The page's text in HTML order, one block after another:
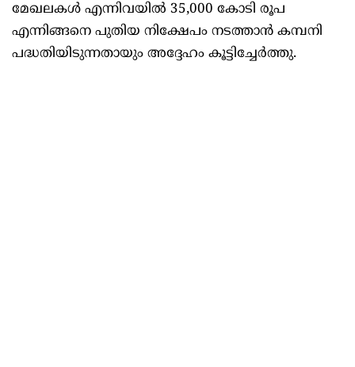
മേഖലകൾ എന്നിവയിൽ 35,000 കോടി രൂപ
എന്നിങ്ങനെ പുതിയ നിക്ഷേപം നടത്താൻ കമ്പനി
പദ്ധതിയിടുന്നതായും അദ്ദേഹം കൂട്ടിച്ചേർത്തു.